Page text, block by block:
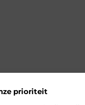
prioriteit